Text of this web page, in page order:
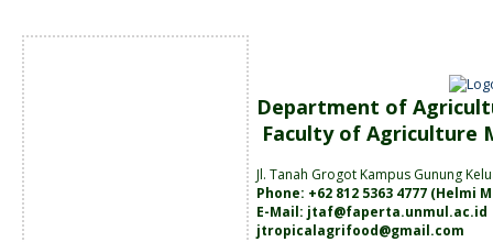
Department of
Faculty of Agriculture
Jl. Tanah Grogot Kampus Gunung
Phone: +62 812 5363 4777 (Helmi
E-Mail: jtaf@faperta.unmul.ac.id
jtropicalagrifood@gmail.com